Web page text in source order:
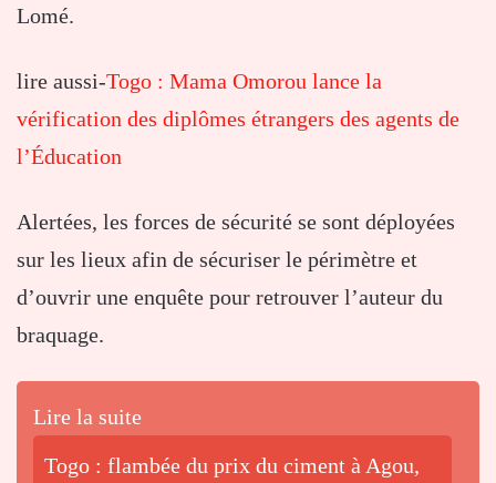
Lomé.
lire aussi-Togo : Mama Omorou lance la
vérification des diplômes étrangers des agents de
l’Éducation
Alertées, les forces de sécurité se sont déployées
sur les lieux afin de sécuriser le périmètre et
d’ouvrir une enquête pour retrouver l’auteur du
braquage.
Lire la suite
Togo : flambée du prix du ciment à Agou,